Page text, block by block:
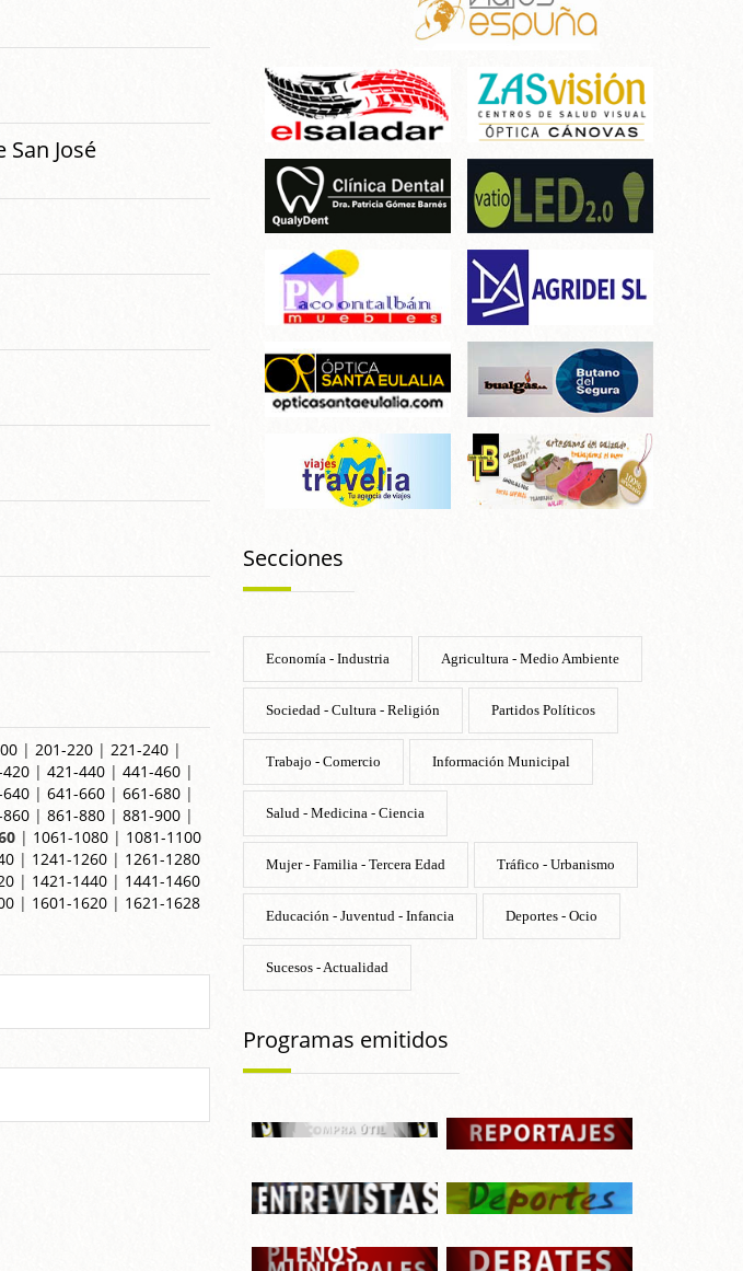
José
| 201-220 | 221-240 |
| 421-440 | 441-460 |
| 641-660 | 661-680 |
| 861-880 | 881-900 |
| 1061-1080 | 1081-1100
| 1241-1260 | 1261-1280
| 1421-1440 | 1441-1460
| 1601-1620 | 1621-1628
Secciones
Economía - Industria Agricultura - Medio Ambiente
Sociedad - Cultura - Religión Partidos Políticos
Trabajo - Comercio Información Municipal
Salud - Medicina - Ciencia
Mujer - Familia - Tercera Edad Tráfico - Urbanismo
Educación - Juventud - Infancia Deportes - Ocio
Sucesos - Actualidad
Programas emitidos